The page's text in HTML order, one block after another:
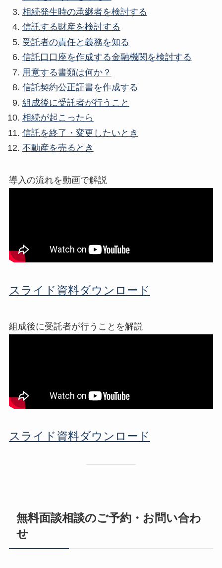
相続発生時の承継者を検討する
信託する財産を検討する
受託者の責任と義務を知る
信託口口座を作成する金融機関を検討する
用意する書類は何か？
信託契約公正証書を作成する
組成後に受託者が行うこと
相続が起こったら
信託を終了・変更したいとき
不動産を売るとき
導入の流れを動画で解説
スライド資料ダウンロード
組成後に受託者が行うことを解説
スライド資料ダウンロード
無料面談相談のご予約・お問い合わ
せ